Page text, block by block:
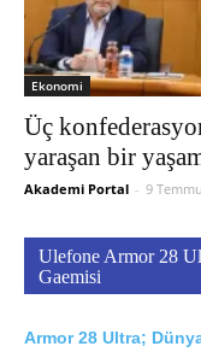
Ekonomi
Üç
yaraşan bir
Akademi Portal - 9
Ulefone Armor 28
Gaemisi
Armor 28 Ultra;